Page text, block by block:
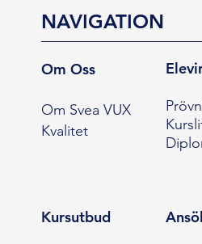
NAVIGATION
Om Oss
Om Svea VUX
Kvalitet
Kursutbud